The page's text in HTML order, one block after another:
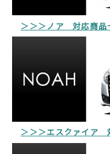
＞＞＞ノア 対応商品
＞＞＞エスクァイア